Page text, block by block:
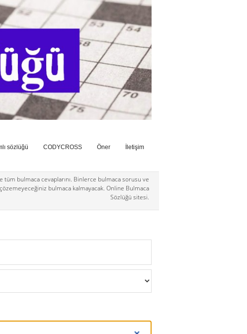
sözlüğü CODYCROSS Öner İletişim
bulmaca cevaplarını. Binlerce bulmaca sorusu ve
bulmaca kalmayacak. Online Bulmaca
Sözlüğü sitesi.